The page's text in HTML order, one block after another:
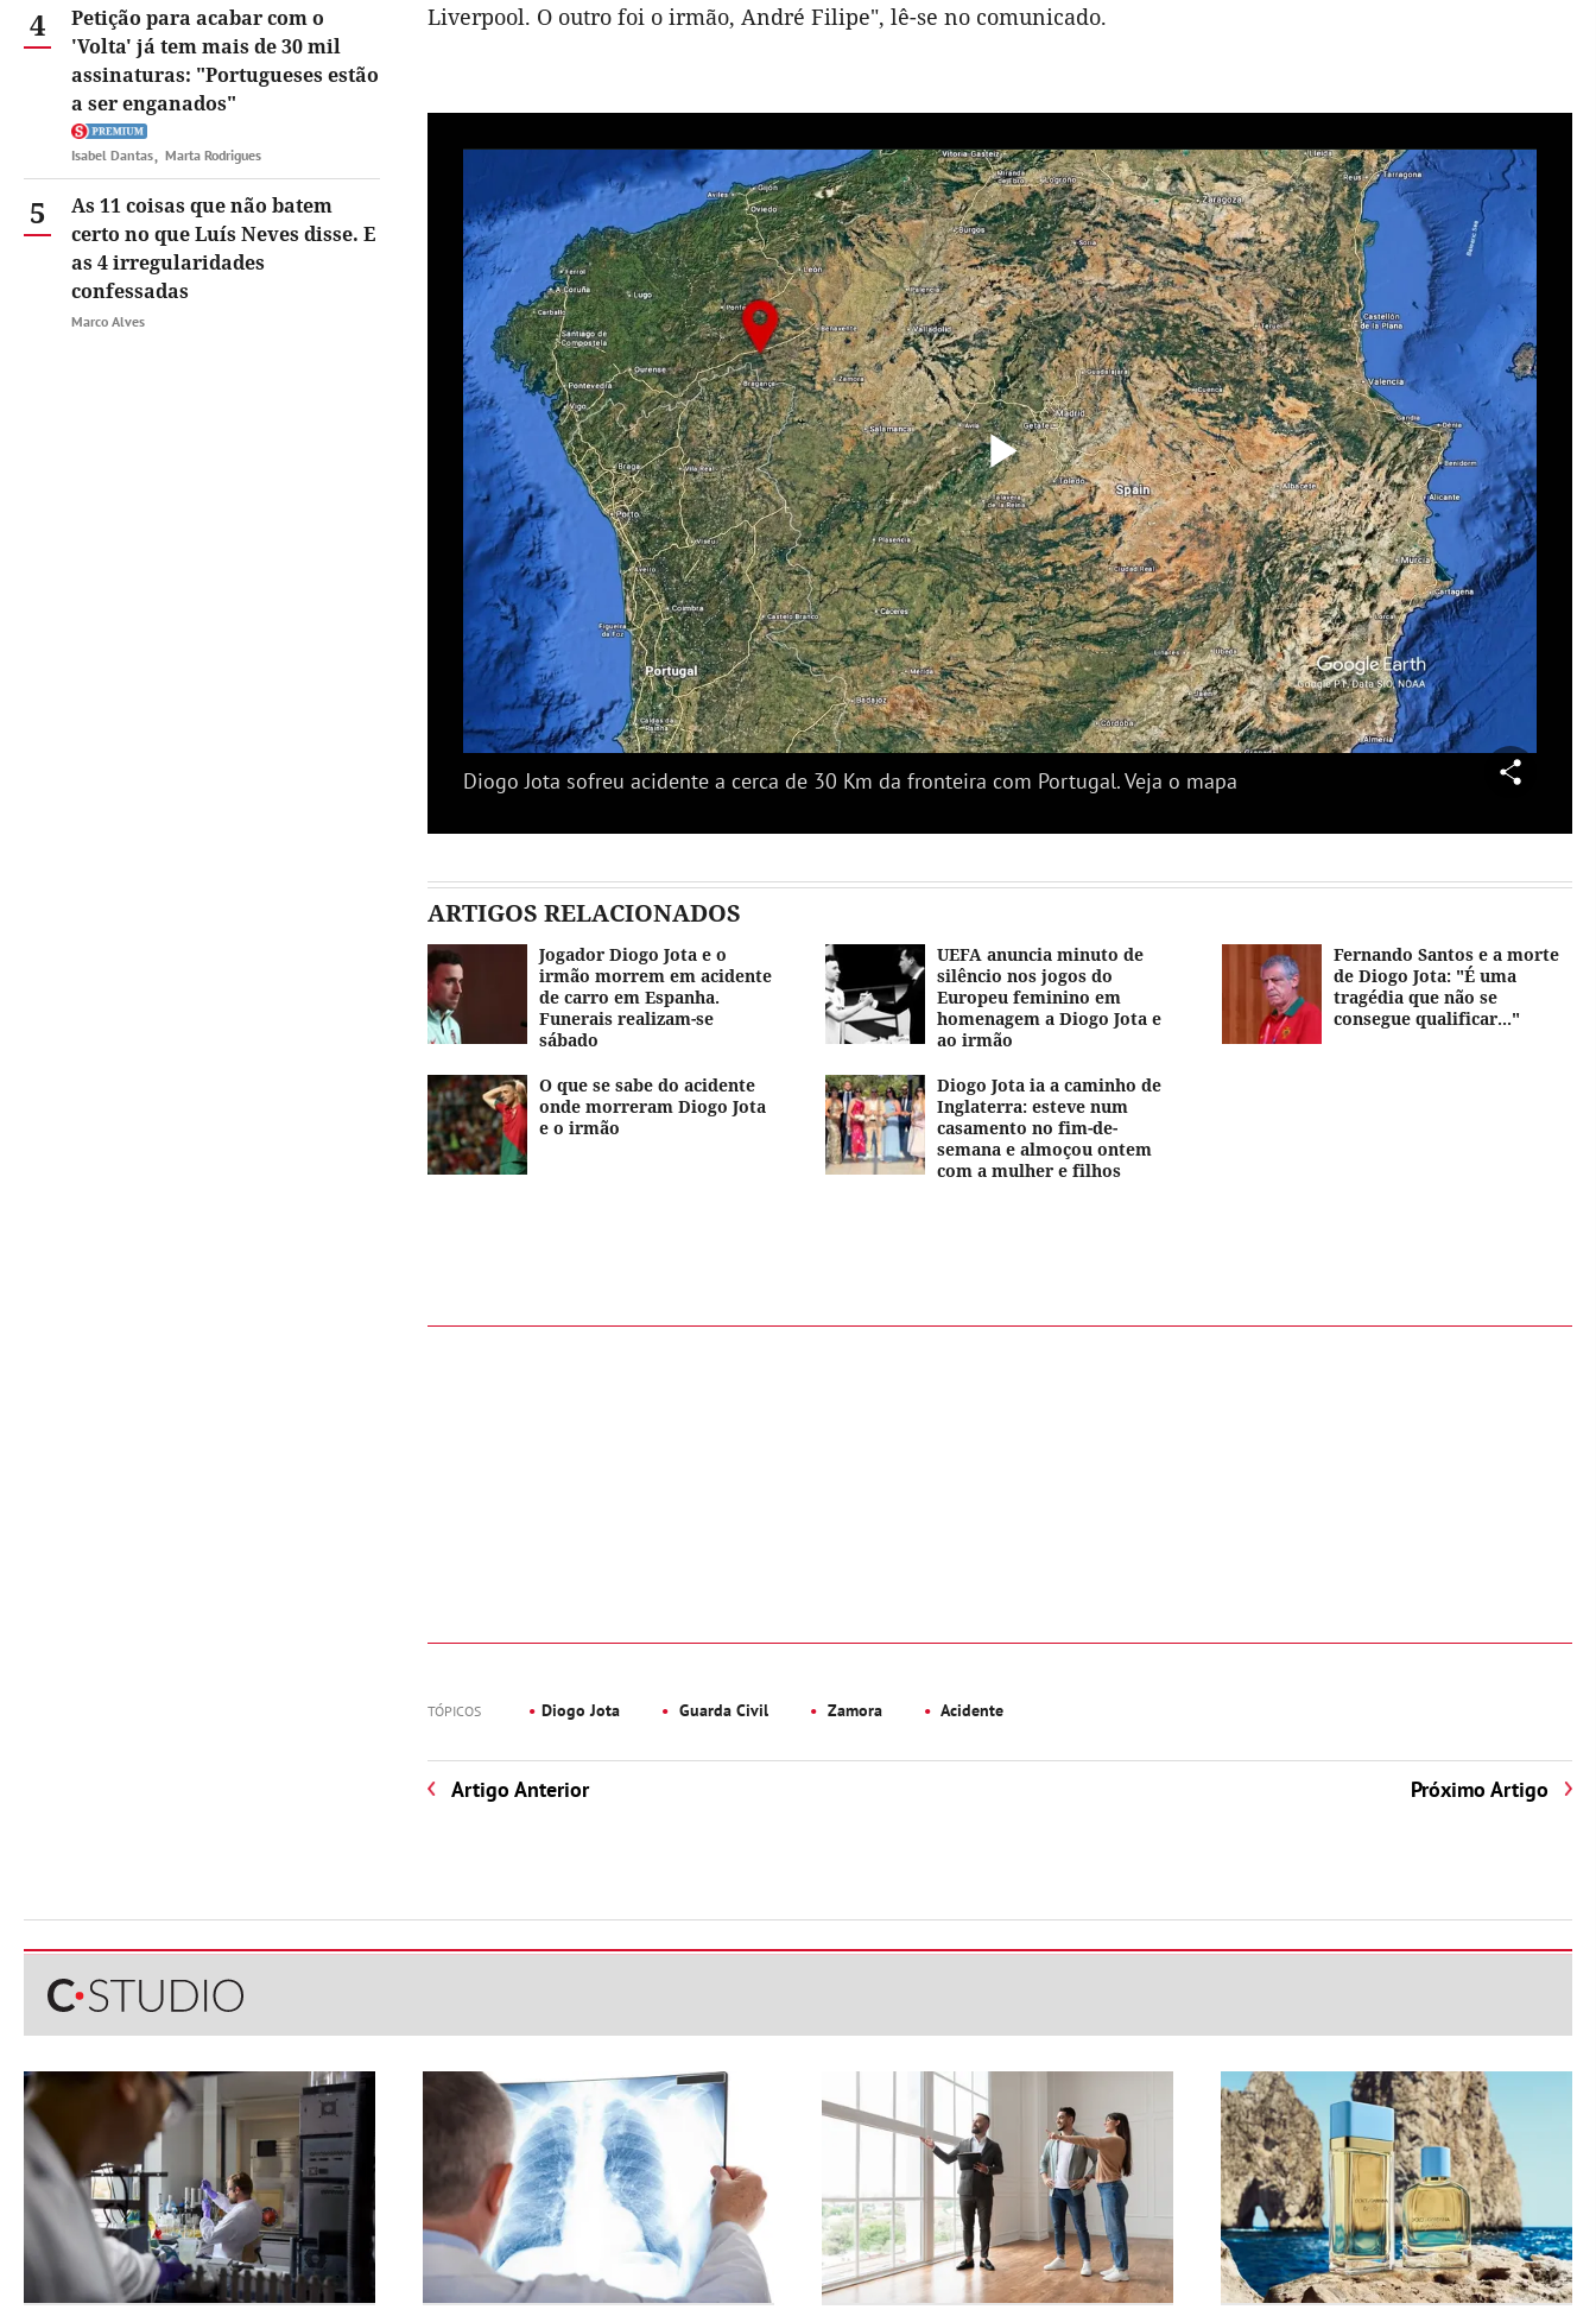
4
Petição para acabar com o
'Volta' já tem mais de 30 mil
assinaturas: "Portugueses estão
a ser enganados"
Isabel Dantas Marta Rodrigues
5
As 11 coisas que não batem
certo no que Luís Neves disse. E
as 4 irregularidades
confessadas
Marco Alves
Liverpool. O outro foi o irmão, André Filipe", lê-se no comunicado.
Reproduzir
Vídeo
Diogo Jota sofreu acidente a cerca de 30 Km da fronteira com Portugal. Veja o mapa
ARTIGOS RELACIONADOS
Jogador Diogo Jota e o
irmão morrem em acidente
de carro em Espanha.
Funerais realizam-se
sábado
UEFA anuncia minuto de
silêncio nos jogos do
Europeu feminino em
homenagem a Diogo Jota e
ao irmão
Fernando Santos e a morte
de Diogo Jota: "É uma
tragédia que não se
consegue qualificar..."
O que se sabe do acidente
onde morreram Diogo Jota
e o irmão
Diogo Jota ia a caminho de
Inglaterra: esteve num
casamento no fim-de-
semana e almoçou ontem
com a mulher e filhos
TÓPICOS Diogo Jota Guarda Civil Zamora Acidente
Artigo Anterior Próximo Artigo